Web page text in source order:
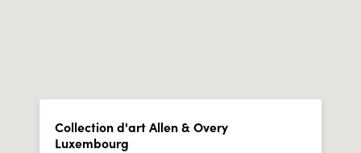
Collection d'art Allen & Overy
Luxembourg